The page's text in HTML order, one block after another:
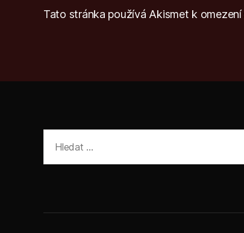
Tato stránka používá Akismet k omezení
vyhledávání: